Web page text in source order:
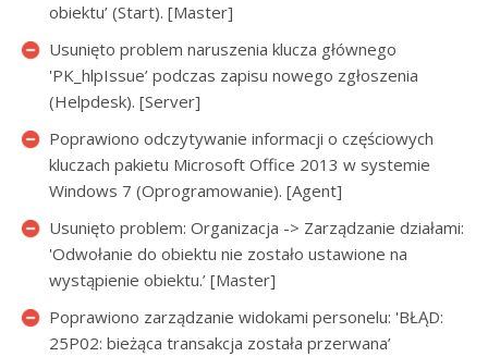
obiektu’ (Start). [Master]
Usunięto problem naruszenia klucza głównego
'PK_hlpIssue’ podczas zapisu nowego zgłoszenia
(Helpdesk). [Server]
Poprawiono odczytywanie informacji o częściowych
kluczach pakietu Microsoft Office 2013 w systemie
Windows 7 (Oprogramowanie). [Agent]
Usunięto problem: Organizacja -> Zarządzanie działami:
'Odwołanie do obiektu nie zostało ustawione na
wystąpienie obiektu.’ [Master]
Poprawiono zarządzanie widokami personelu: 'BŁĄD:
25P02: bieżąca transakcja została przerwana’